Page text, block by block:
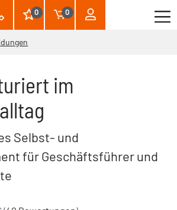
0 0
im
Selbst- und
für Geschäftsführer und